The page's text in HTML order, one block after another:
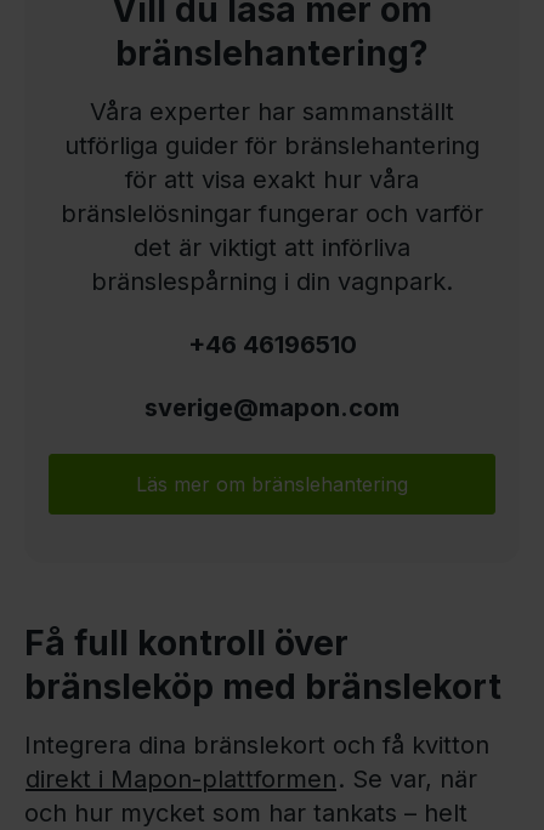
Vill du läsa mer om
bränslehantering?
Våra experter har sammanställt
utförliga guider för bränslehantering
för att visa exakt hur våra
bränslelösningar fungerar och varför
det är viktigt att införliva
bränslespårning i din vagnpark.
+46 46196510
sverige@mapon.com
Läs mer om bränslehantering
Få full kontroll över
bränsleköp med bränslekort
Integrera dina bränslekort och få kvitton
direkt i Mapon-plattformen. Se var, när
och hur mycket som har tankats – helt